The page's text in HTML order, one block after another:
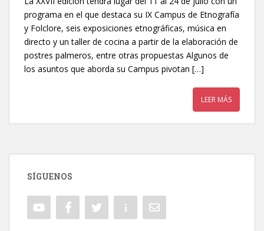
programa en el que destaca su IX Campus de Etnografía
y Folclore, seis exposiciones etnográficas, música en
directo y un taller de cocina a partir de la elaboración de
postres palmeros, entre otras propuestas Algunos de
los asuntos que aborda su Campus pivotan […]
LEER MÁS
SÍGUENOS